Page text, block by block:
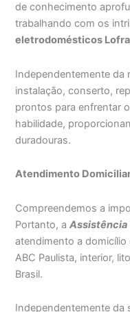
de conhecimento
trabalhando com os
eletrodomésticos Lofra
Independentemente da
instalação, conserto,
prontos para enfrentar
habilidade,
duradouras.
Atendimento
Compreendemos a
Portanto, aAssistência
atendimento a domicílio
ABC Paulista, interior,
Brasil.
Independentemente da